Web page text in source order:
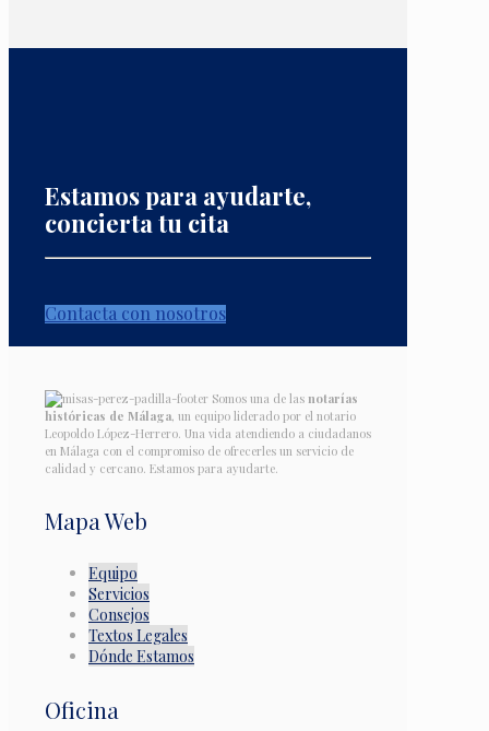
Estamos para ayudarte,
concierta tu cita
Contacta con nosotros
Somos una de las notarías
históricas de Málaga, un equipo liderado por el notario
Leopoldo López-Herrero. Una vida atendiendo a ciudadanos
en Málaga con el compromiso de ofrecerles un servicio de
calidad y cercano. Estamos para ayudarte.
Mapa Web
Equipo
Servicios
Consejos
Textos Legales
Dónde Estamos
Oficina